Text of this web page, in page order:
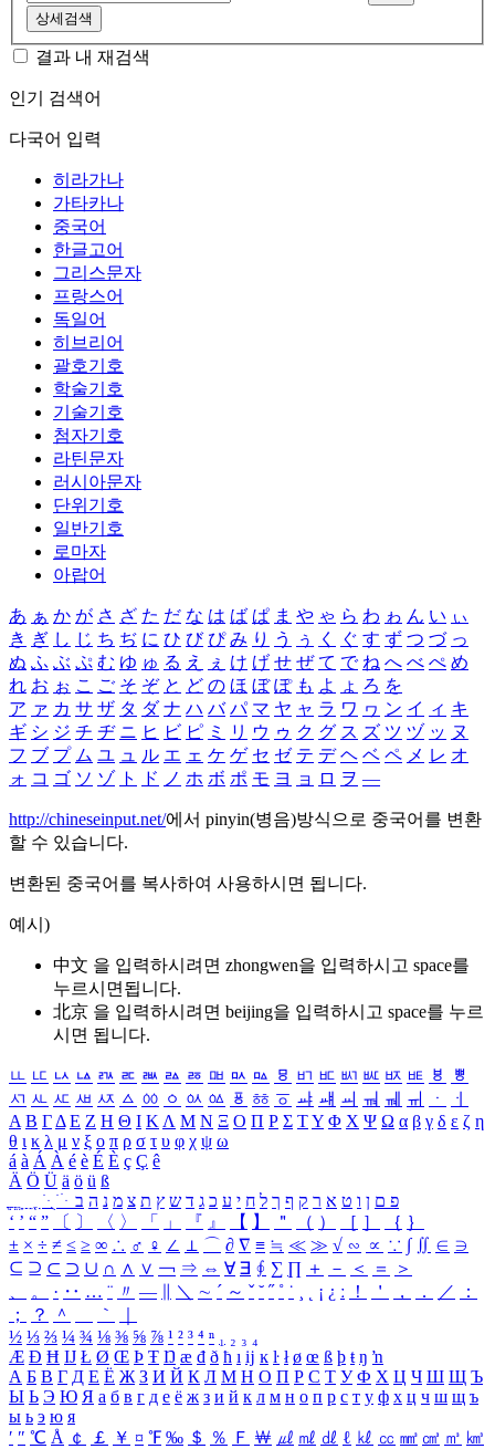
상세검색
결과 내 재검색
인기 검색어
다국어 입력
히라가나
가타카나
중국어
한글고어
그리스문자
프랑스어
독일어
히브리어
괄호기호
학술기호
기술기호
첨자기호
라틴문자
러시아문자
단위기호
일반기호
로마자
아랍어
あ ぁ か が さ ざ た だ な は ば ぱ ま や ゃ ら わ ゎ ん い ぃ
き ぎ し じ ち ぢ に ひ び ぴ み り う ぅ く ぐ す ず つ づ っ
ぬ ふ ぶ ぷ む ゆ ゅ る え ぇ け げ せ ぜ て で ね へ べ ぺ め
れ お ぉ こ ご そ ぞ と ど の ほ ぼ ぽ も よ ょ ろ を
ア ァ カ サ ザ タ ダ ナ ハ バ パ マ ヤ ャ ラ ワ ヮ ン イ ィ キ
ギ シ ジ チ ヂ ニ ヒ ビ ピ ミ リ ウ ゥ ク グ ス ズ ツ ヅ ッ ヌ
フ ブ プ ム ユ ュ ル エ ェ ケ ゲ セ ゼ テ デ ヘ ベ ペ メ レ オ
ォ コ ゴ ソ ゾ ト ド ノ ホ ボ ポ モ ヨ ョ ロ ヲ ―
http://chineseinput.net/에서 pinyin(병음)방식으로 중국어를 변환
할 수 있습니다.
변환된 중국어를 복사하여 사용하시면 됩니다.
예시)
中文 을 입력하시려면 zhongwen을 입력하시고 space를
누르시면됩니다.
北京 을 입력하시려면 beijing을 입력하시고 space를 누르
시면 됩니다.
ㅥ ㅦ ㅧ ㅨ ㅩ ㅪ ㅫ ㅬ ㅭ ㅮ ㅯ ㅰ ㅱ ㅲ ㅳ ㅴ ㅵ ㅶ ㅷ ㅸ
ㅹ
ㅺ ㅻ ㅼ ㅽ ㅾ ㅿ ㆀ ㆁ ㆂ ㆃ ㆄ ㆅ ㆆ ㆇ ㆈ ㆉ ㆊ ㆋ ㆌ ㆍ
ㆎ
Α Β ΓΔ Ε Ζ Η Θ Ι ΚΛ Μ Ν Ξ Ο Π Ρ Σ ΤΥ Φ Χ Ψ Ω α β γ δ ε ζ η
θ ι κ λ μ ν ξ ο π ρ σ τ υ φ χ ψ ω
á à Á À é è É È ç Ç ê
Ä Ö Ü ä ö ü ß
ִֶֹ ֻּ ׁׂ פ ם ן ו ט א ר ק ף ך ל ח י ע כ ג ד ש ץ ת צ מ נ ה ב
‘ ’ “ ” 〔 〕 〈 〉 「 」 『 』 【 】 ＂ （ ） ［ ］ ｛ ｝
± × ÷ ≠ ≤ ≥ ∞ ∴ ♂ ♀ ∠ ⊥ ⌒ ∂ ∇ ≡ ≒ ≪ ≫ √ ∽ ∝ ∵ ∫ ∬ ∈ ∋
⊆ ⊇ ⊂ ⊃ ∪ ∩ ∧ ∨ ￢ ⇒ ⇔ ∀ ∃ ∮ ∑ ∏ ＋ － ＜ ＝
＞
、
。 · ‥ … ¨ 〃 ― ＼ ∼ ´ ～ ˇ ˘ ˝ ˚ ˙ ¸ ¡ ¿ ː ！ ＇ ， ． ／
：
；
？ ＾ ｀
½ ⅓ ⅔ ¼ ¾ ⅛ ⅜ ⅝ ⅞ ¹ ² ³ ⁴ ⁿ ₁ ₂ ₃ ₄
Æ Ð Ħ Ĳ Ł Ø Œ Þ Ŧ Ŋ æ đ ð ħ ı ĳ ĸ ŀ ł ø œ ß þ ŧ ŋ ŉ
А Б В Г Д Е Ё Ж З И Й К Л М Н О П Р С Т У Ф Х Ц Ч Ш Щ Ъ
Ы Ь Э Ю Я а б в г д е ё ж з и й к л м н о п р с т у ф х ц ч ш щ ъ
ы ь э ю я
′ ″ ℃ Å ￠ ￡ ￥ ¤ ℉ ‰ ＄ ％ Ｆ ￦ ㎕ ㎖ ㎗ ℓ ㎘ ㏄ ㎣ ㎤ ㎥ ㎦